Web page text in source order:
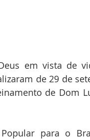
em vista de
de 29 de
de Dom
para o